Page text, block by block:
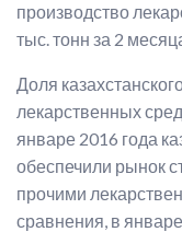
производство
тыс. тонн за 2
Доля
лекарственных
январе 2016 года
обеспечили рынок
прочими
сравнения, в